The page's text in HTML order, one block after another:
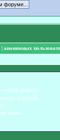
анонимных
новые ответы)
ответов)
тема